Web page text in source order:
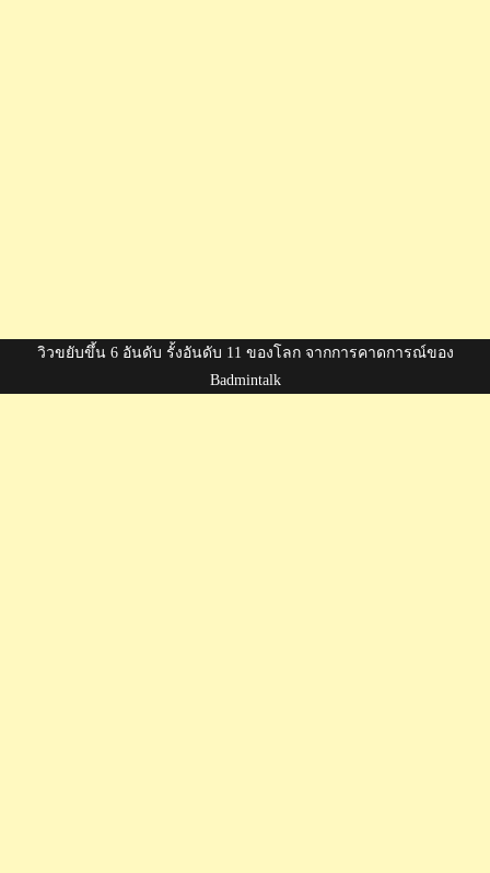
วิวขยับขึ้น 6 อันดับ รั้งอันดับ 11 ของโลก จากการคาดการณ์ของ
Badmintalk